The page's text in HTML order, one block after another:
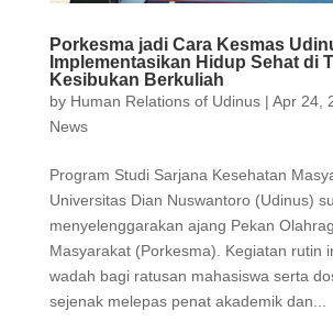
Porkesma jadi Cara Kesmas
Implementasikan Hidup Sehat di
Kesibukan Berkuliah
by Human Relations of Udinus| Apr 24,
News
Program Studi Sarjana Kesehatan
Universitas Dian Nuswantoro (Udinus)
menyelenggarakan ajang Pekan
Masyarakat (Porkesma). Kegiatan rutin
wadah bagi ratusan mahasiswa serta
sejenak melepas penat akademik dan...